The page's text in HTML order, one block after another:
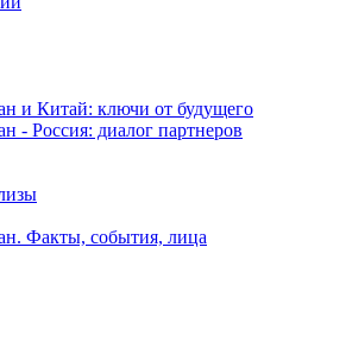
и Китай: ключи от будущего
- Россия: диалог партнеров
Факты, события, лица